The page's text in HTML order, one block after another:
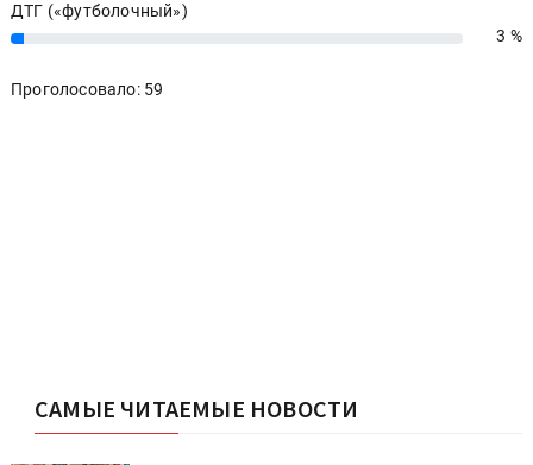
ДТГ («футболочный»)
3% 3 %
Проголосовало: 59
САМЫЕ ЧИТАЕМЫЕ НОВОСТИ